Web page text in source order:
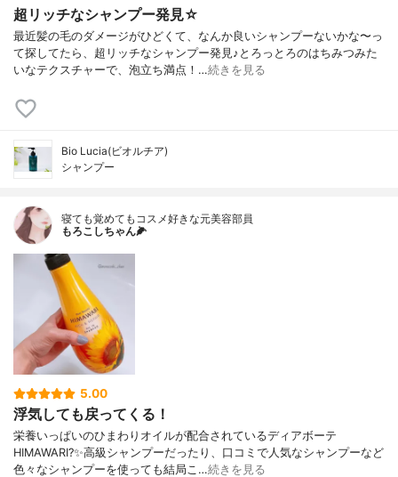
超リッチなシャンプー発見☆
最近髪の毛のダメージがひどくて、なんか良いシャンプーないかな〜っ
て探してたら、超リッチなシャンプー発見♪とろっとろのはちみつみた
いなテクスチャーで、泡立ち満点！…続きを見る
Bio Lucia(ビオルチア)
シャンプー
寝ても覚めてもコスメ好きな元美容部員
もろこしちゃん🌽
5.00
浮気しても戻ってくる！
栄養いっぱいのひまわりオイルが配合されているディアボーテ
HIMAWARI?✨高級シャンプーだったり、口コミで人気なシャンプーなど
色々なシャンプーを使っても結局こ…続きを見る